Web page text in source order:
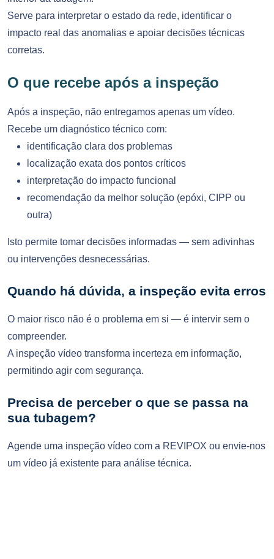
Serve para interpretar o estado da rede, identificar o
impacto real das anomalias e apoiar decisões técnicas
corretas.
O que recebe após a inspeção
Após a inspeção, não entregamos apenas um vídeo.
Recebe um diagnóstico técnico com:
identificação clara dos problemas
localização exata dos pontos críticos
interpretação do impacto funcional
recomendação da melhor solução (epóxi, CIPP ou
outra)
Isto permite tomar decisões informadas — sem adivinhas
ou intervenções desnecessárias.
Quando há dúvida, a inspeção evita erros
O maior risco não é o problema em si — é intervir sem o
compreender.
A inspeção vídeo transforma incerteza em informação,
permitindo agir com segurança.
Precisa de perceber o que se passa na
sua tubagem?
Agende uma inspeção vídeo com a REVIPOX ou envie-nos
um vídeo já existente para análise técnica.